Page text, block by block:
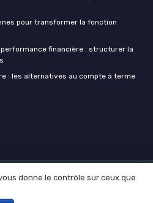
pour transformer la fonction
financière : structurer la
: les alternatives au compte à terme
de confidentialité
Grande
les directions financières
donne le contrôle sur ceux que